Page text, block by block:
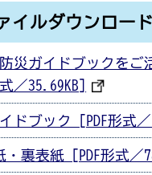
イルダウンロード
災ガイドブックをご
／35.69KB]
ドブック [PDF形式／
・裏表紙 [PDF形式／